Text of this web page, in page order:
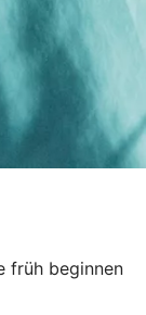
früh beginnen